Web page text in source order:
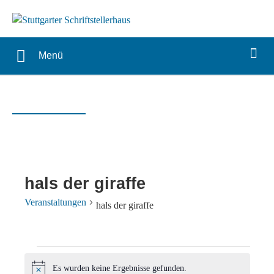
Menü
hals der giraffe
Veranstaltungen hals der giraffe
Veranstaltungen
Es wurden keine Ergebnisse gefunden.